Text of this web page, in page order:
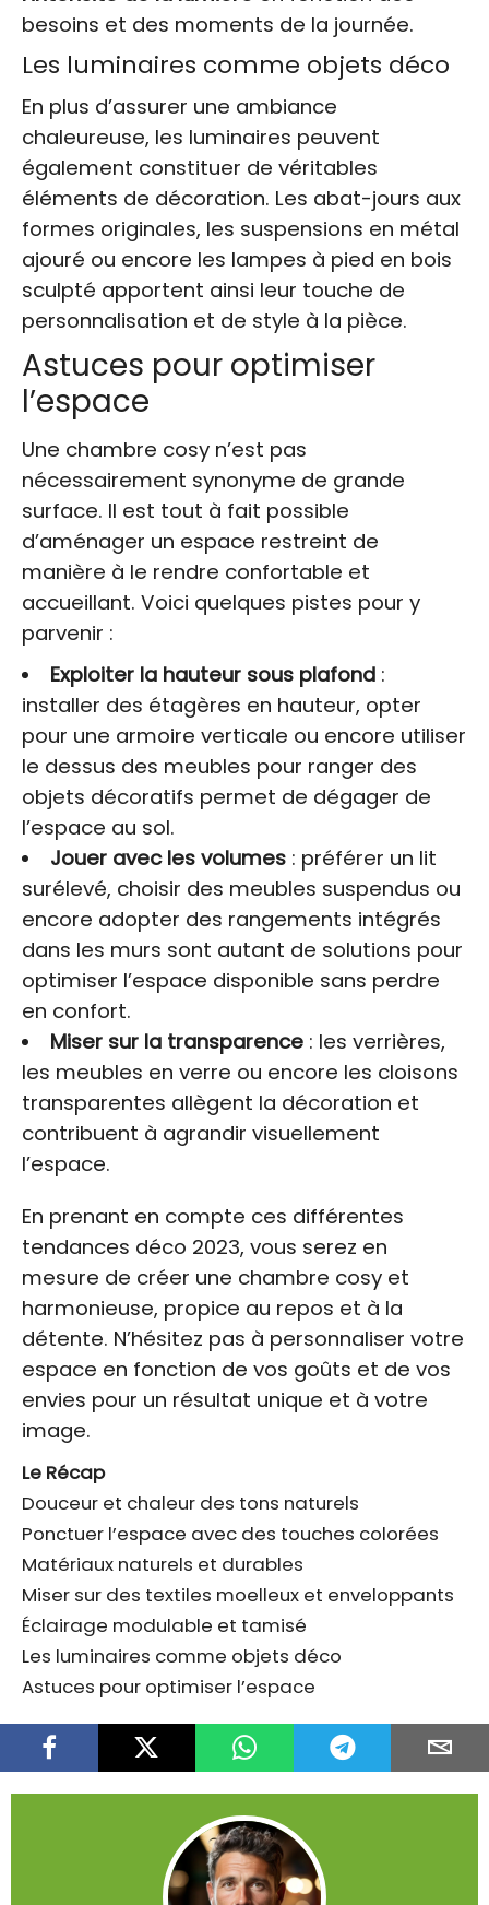
besoins et des moments de la journée.
Les luminaires comme objets déco
En plus d’assurer une ambiance
chaleureuse, les luminaires peuvent
également constituer de véritables
éléments de décoration. Les abat-jours aux
formes originales, les suspensions en métal
ajouré ou encore les lampes à pied en bois
sculpté apportent ainsi leur touche de
personnalisation et de style à la pièce.
Astuces pour optimiser
l’espace
Une chambre cosy n’est pas
nécessairement synonyme de grande
surface. Il est tout à fait possible
d’aménager un espace restreint de
manière à le rendre confortable et
accueillant. Voici quelques pistes pour y
parvenir :
Exploiter la hauteur sous plafond:
installer des étagères en hauteur, opter
pour une armoire verticale ou encore utiliser
le dessus des meubles pour ranger des
objets décoratifs permet de dégager de
l’espace au sol.
Jouer avec les volumes: préférer un lit
surélevé, choisir des meubles suspendus ou
encore adopter des rangements intégrés
dans les murs sont autant de solutions pour
optimiser l’espace disponible sans perdre
en confort.
Miser sur la transparence: les verrières,
les meubles en verre ou encore les cloisons
transparentes allègent la décoration et
contribuent à agrandir visuellement
l’espace.
En prenant en compte ces différentes
tendances déco 2023, vous serez en
mesure de créer une chambre cosy et
harmonieuse, propice au repos et à la
détente. N’hésitez pas à personnaliser votre
espace en fonction de vos goûts et de vos
envies pour un résultat unique et à votre
image.
Le Récap
Douceur et chaleur des tons naturels
Ponctuer l’espace avec des touches colorées
Matériaux naturels et durables
Miser sur des textiles moelleux et enveloppants
Éclairage modulable et tamisé
Les luminaires comme objets déco
Astuces pour optimiser l’espace